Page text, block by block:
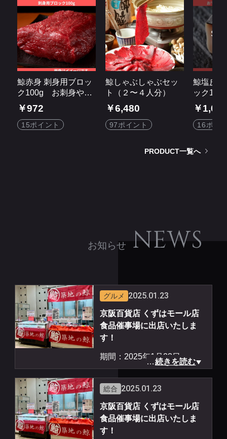
鯨赤身 刺身用ブロッ
ク100g お刺身や鯨
カツや立田揚でも！
ステーキもおすすめ
です！
￥972
15ポイント
鯨しゃぶしゃぶセッ
ト（２〜４人分）
￥6,480
97ポイント
鯨塩皮
ック
でん、
煮物、
￥
16ポイ
PRODUCT一覧へ
NEWS
お知らせ
グルメ
2025.01.23
京阪百貨店 くずはモール店
食品催事場に出店いたしま
す！
期間：2025年1月23日
（木）〜1月29日（水）
場所：大阪府枚方市 京阪百
事場
時間：10時〜20時まで営業
…続きを読む
総合 2025.01.23
京阪百貨店 くずはモール店
食品催事場に出店いたしま
す！